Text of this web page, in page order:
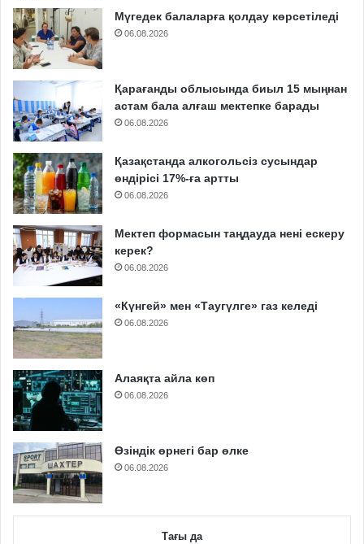
Мүгедек балаларға қолдау көрсетіледі
06.08.2026
Қарағанды облысында биыл 15 мыңнан
астам бала алғаш мектепке барады
06.08.2026
Қазақстанда алкогольсіз сусындар
өндірісі 17%-ға артты
06.08.2026
Мектеп формасын таңдауда нені ескеру
керек?
06.08.2026
«Күнгей» мен «Таугүлге» газ келеді
06.08.2026
Алаяқта айла көп
06.08.2026
Өзіндік өрнегі бар өлке
06.08.2026
Тағы да